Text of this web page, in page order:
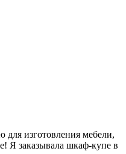
изготовления мебели,
Я заказывала шкаф-купе в